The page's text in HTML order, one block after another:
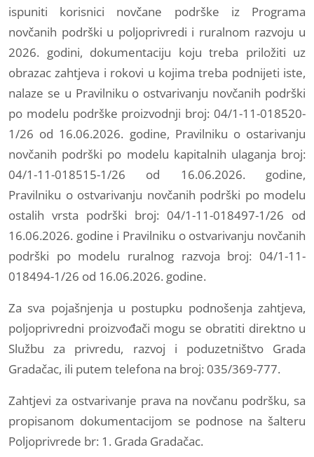
ispuniti korisnici novčane podrške iz Programa
novčanih podrški u poljoprivredi i ruralnom razvoju u
2026. godini, dokumentaciju koju treba priložiti uz
obrazac zahtjeva i rokovi u kojima treba podnijeti iste,
nalaze se u Pravilniku o ostvarivanju novčanih podrški
po modelu podrške proizvodnji broj: 04/1-11-018520-
1/26 od 16.06.2026. godine, Pravilniku o ostarivanju
novčanih podrški po modelu kapitalnih ulaganja broj:
04/1-11-018515-1/26 od 16.06.2026. godine,
Pravilniku o ostvarivanju novčanih podrški po modelu
ostalih vrsta podrški broj: 04/1-11-018497-1/26 od
16.06.2026. godine i Pravilniku o ostvarivanju novčanih
podrški po modelu ruralnog razvoja broj: 04/1-11-
018494-1/26 od 16.06.2026. godine.
Za sva pojašnjenja u postupku podnošenja zahtjeva,
poljoprivredni proizvođači mogu se obratiti direktno u
Službu za privredu, razvoj i poduzetništvo Grada
Gradačac, ili putem telefona na broj: 035/369-777.
Zahtjevi za ostvarivanje prava na novčanu podršku, sa
propisanom dokumentacijom se podnose na šalteru
Poljoprivrede br: 1. Grada Gradačac.